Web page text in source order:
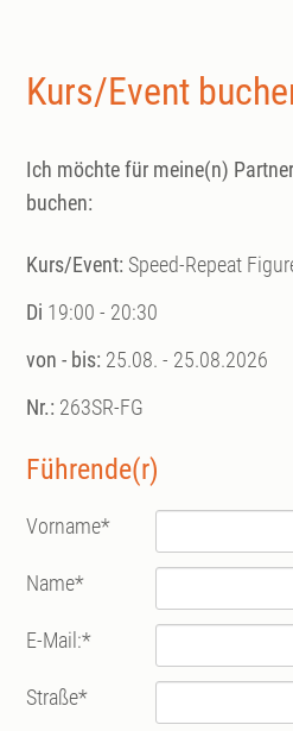
Kurs/Event
Ich möchte für meine(n)
buchen:
Kurs/Event: Speed-Repeat
Di 19:00 - 20:30
von - bis: 25.08. - 25.08.2026
Nr.: 263SR-FG
Führende(r)
Vorname*
Name*
E-Mail:*
Straße*